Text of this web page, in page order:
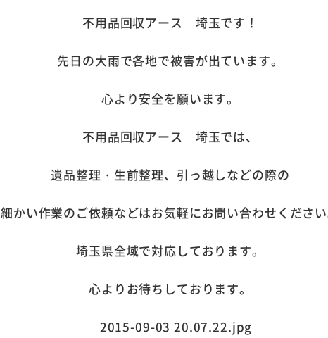
不用品回収アース 埼玉です！
先日の大雨で各地で被害が出ています。
心より安全を願います。
不用品回収アース 埼玉では、
遺品整理・生前整理、引っ越しなどの際の
細かい作業のご依頼などはお気軽にお問い合わせくださ
埼玉県全域で対応しております。
心よりお待ちしております。